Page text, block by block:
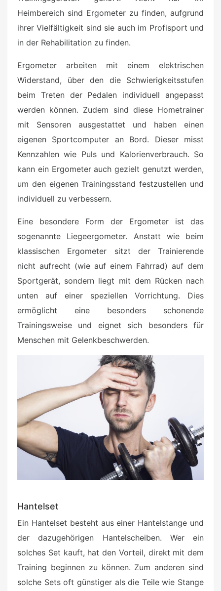
Heimbereich sind Ergometer zu finden, aufgrund
ihrer Vielfältigkeit sind sie auch im Profisport und
in der Rehabilitation zu finden.
Ergometer arbeiten mit einem elektrischen
Widerstand, über den die Schwierigkeitsstufen
beim Treten der Pedalen individuell angepasst
werden können. Zudem sind diese Hometrainer
mit Sensoren ausgestattet und haben einen
eigenen Sportcomputer an Bord. Dieser misst
Kennzahlen wie Puls und Kalorienverbrauch. So
kann ein Ergometer auch gezielt genutzt werden,
um den eigenen Trainingsstand festzustellen und
individuell zu verbessern.
Eine besondere Form der Ergometer ist das
sogenannte Liegeergometer. Anstatt wie beim
klassischen Ergometer sitzt der Trainierende
nicht aufrecht (wie auf einem Fahrrad) auf dem
Sportgerät, sondern liegt mit dem Rücken nach
unten auf einer speziellen Vorrichtung. Dies
ermöglicht eine besonders schonende
Trainingsweise und eignet sich besonders für
Menschen mit Gelenkbeschwerden.
Hantelset
Ein Hantelset besteht aus einer Hantelstange und
der dazugehörigen Hantelscheiben. Wer ein
solches Set kauft, hat den Vorteil, direkt mit dem
Training beginnen zu können. Zum anderen sind
solche Sets oft günstiger als die Teile wie Stange